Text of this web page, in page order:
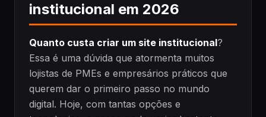
institucional em 2026
Quanto custa criar um site institucional?
Essa é uma dúvida que atormenta muitos
lojistas de PMEs e empresários práticos que
querem dar o primeiro passo no mundo
digital. Hoje, com tantas opções e